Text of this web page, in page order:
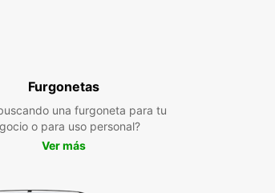
Furgonetas
una furgoneta para tu
o para uso personal?
Ver más